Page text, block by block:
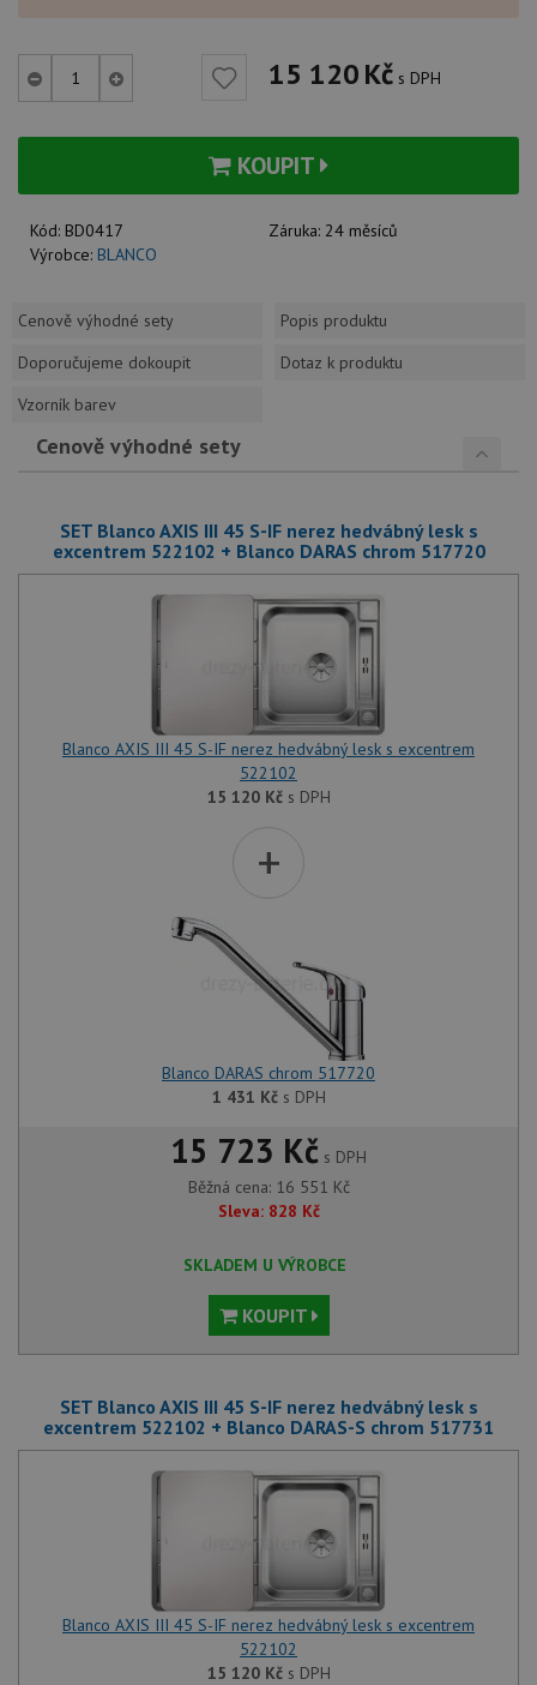
15 120Kč s DPH
KOUPIT
Kód: BD0417 Záruka: 24 měsíců
Výrobce: BLANCO
Cenově výhodné sety
Popis produktu
Doporučujeme dokoupit
Dotaz k produktu
Vzorník barev
Cenově výhodné sety
SET Blanco AXIS III 45 S-IF nerez hedvábný lesk s
excentrem 522102 + Blanco DARAS chrom 517720
Blanco AXIS III 45 S-IF nerez hedvábný lesk s excentrem
522102
15 120 Kčs DPH
+
Blanco DARAS chrom 517720
1 431 Kčs DPH
15 723 Kč s DPH
Běžná cena: 16 551 Kč
Sleva: 828 Kč
SKLADEM U VÝROBCE
KOUPIT
SET Blanco AXIS III 45 S-IF nerez hedvábný lesk s
excentrem 522102 + Blanco DARAS-S chrom 517731
Blanco AXIS III 45 S-IF nerez hedvábný lesk s excentrem
522102
15 120 Kčs DPH